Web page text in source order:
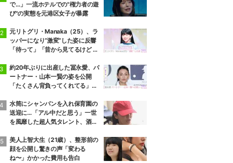
で…」一流ホテルでの"権力者の遊
び"の実態を元港区女子が暴露
元リトグリ・Manaka（25）、ラ
ッパーになり“激変”した姿に反響
「待って」「昔から見てるけど 最
約20年ぶりに出産した冨永愛、パ
ートナー・山本一賢の姿を公開
「たくさん背負ってくれてる」感
水筒にシャンパンを入れ保育園の
送迎に…「アル中だと思う」一世
を風靡した超人気タレント、酒漬
美人上智大生（21歳）、整形前の
顔を公開し驚きの声「変わる
ね〜」かかった費用も告白